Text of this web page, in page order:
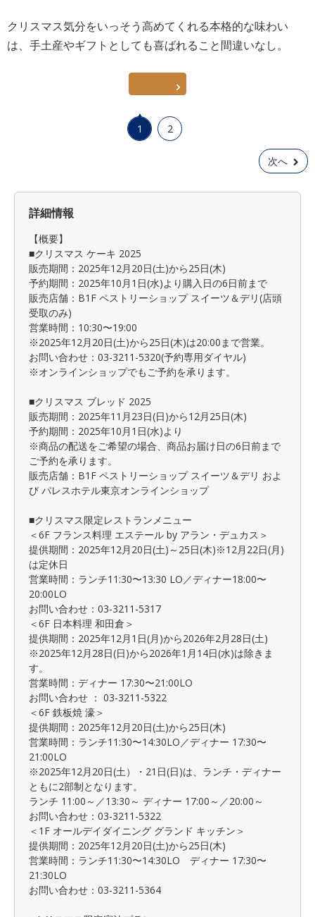
クリスマス気分をいっそう高めてくれる本格的な味わい
は、手土産やギフトとしても喜ばれること間違いなし。
1 2
次へ
詳細情報
【概要】
■クリスマス ケーキ 2025
販売期間：2025年12月20日(土)から25日(木)
予約期間：2025年10月1日(水)より購入日の6日前まで
販売店舗：B1F ペストリーショップ スイーツ＆デリ(店頭
受取のみ)
営業時間：10:30〜19:00
※2025年12月20日(土)から25日(木)は20:00まで営業。
お問い合わせ：03-3211-5320(予約専用ダイヤル)
※オンラインショップでもご予約を承ります。
■クリスマス ブレッド 2025
販売期間：2025年11月23日(日)から12月25日(木)
予約期間：2025年10月1日(水)より
※商品の配送をご希望の場合、商品お届け日の6日前まで
ご予約を承ります。
販売店舗：B1F ペストリーショップ スイーツ＆デリ およ
び パレスホテル東京オンラインショップ
■クリスマス限定レストランメニュー
＜6F フランス料理 エステール by アラン・デュカス＞
提供期間：2025年12月20日(土)～25日(木)※12月22日(月)
は定休日
営業時間：ランチ11:30〜13:30 LO／ディナー18:00〜
20:00LO
お問い合わせ：03-3211-5317
＜6F 日本料理 和田倉＞
提供期間：2025年12月1日(月)から2026年2月28日(土)
※2025年12月28日(日)から2026年1月14日(水)は除きま
す。
営業時間：ディナー 17:30〜21:00LO
お問い合わせ ： 03-3211-5322
＜6F 鉄板焼 濠＞
提供期間：2025年12月20日(土)から25日(木)
営業時間：ランチ11:30〜14:30LO／ディナー 17:30〜
21:00LO
※2025年12月20日(土）・21日(日)は、ランチ・ディナー
ともに2部制となります。
ランチ 11:00～／13:30～ ディナー 17:00～／20:00～
お問い合わせ：03-3211-5322
＜1F オールデイダイニング グランド キッチン＞
提供期間：2025年12月20日(土)から25日(木)
営業時間：ランチ11:30〜14:30LO ディナー 17:30〜
21:30LO
お問い合わせ：03-3211-5364